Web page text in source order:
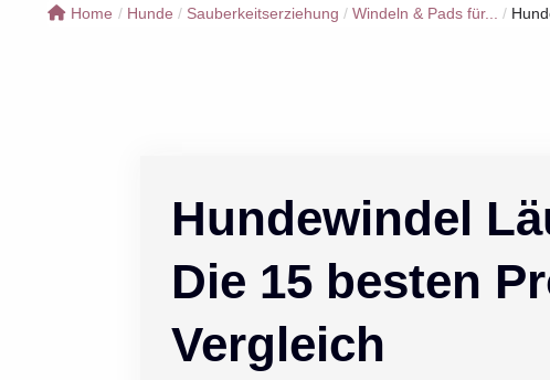
Home / Hunde / Sauberkeitserziehung / Windeln & Pads für... /
Hundewindel
Die 15 besten
Vergleich